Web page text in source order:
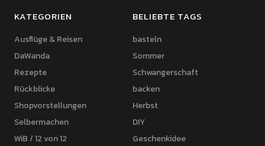
KATEGORIEN
Ausflüge & Reisen
DaWanda
Rezepte
Rückblicke
Shopvorstellungen
Selbermachen
WiB / 12 von 12
BELIEBTE TAGS
basteln
Sommer
Schwangerschaft
backen
Herbst
DIY
Geschenkidee